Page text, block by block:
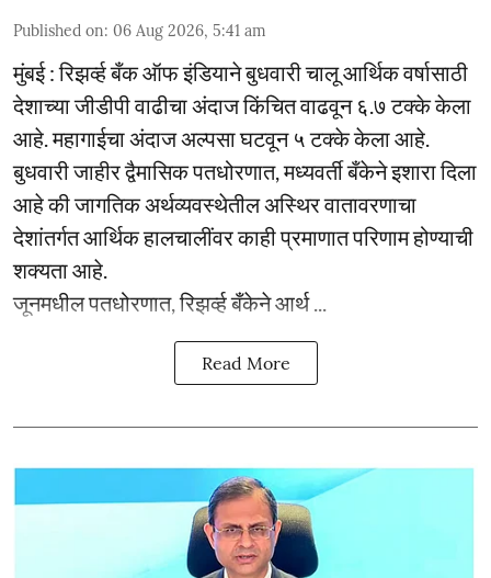
Published on: 06 Aug 2026, 5:41 am
मुंबई : रिझर्व्ह बँक ऑफ इंडियाने बुधवारी चालू आर्थिक वर्षासाठी
देशाच्या जीडीपी वाढीचा अंदाज किंचित वाढवून ६.७ टक्के केला
आहे. महागाईचा अंदाज अल्पसा घटवून ५ टक्के केला आहे.
बुधवारी जाहीर द्वैमासिक पतधोरणात, मध्यवर्ती बँकेने इशारा दिला
आहे की जागतिक अर्थव्यवस्थेतील अस्थिर वातावरणाचा
देशांतर्गत आर्थिक हालचालींवर काही प्रमाणात परिणाम होण्याची
शक्यता आहे.
जूनमधील पतधोरणात, रिझर्व्ह बँकेने आर्थ ...
Read More